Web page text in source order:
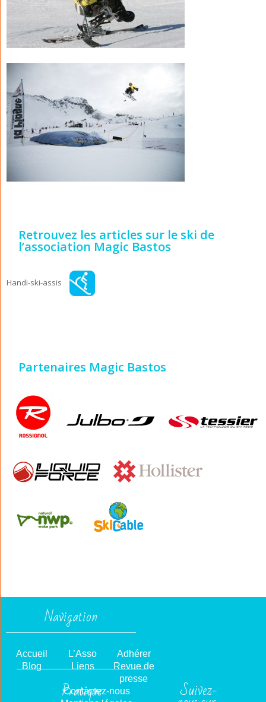
Retrouvez les articles sur le ski de
l’association Magic Bastos
Handi-ski-assis
Partenaires Magic Bastos
Navigation
Accueil L’Asso
Adhérer
Blog
Liens
Revue de
presse
Pratique
Contactez-nous
Suivez-